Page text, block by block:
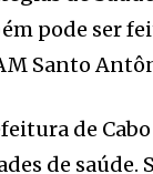
pode ser
Santo
de
de saúde.